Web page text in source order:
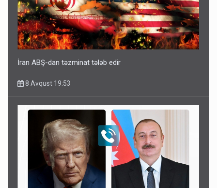
İran ABŞ-dan təzminat tələb edir
8 Avqust 19:53